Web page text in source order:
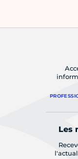
Les